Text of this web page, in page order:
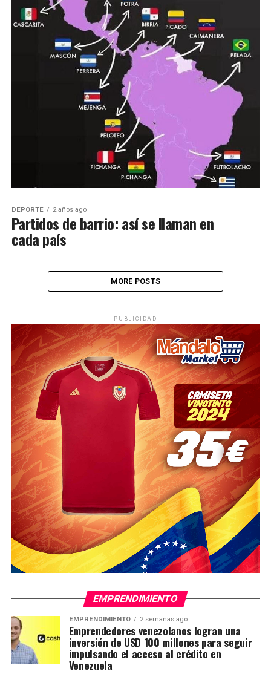
DEPORTE 2 años ago
Partidos de barrio: así se llaman en
cada país
MORE POSTS
PUBLICIDAD
EMPRENDIMIENTO
EMPRENDIMIENTO 2 semanas ago
Emprendedores venezolanos logran una
inversión de USD 100 millones para seguir
impulsando el acceso al crédito en
Venezuela